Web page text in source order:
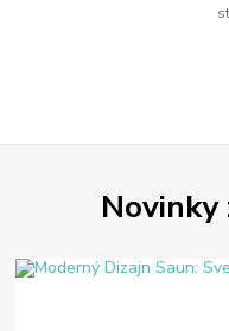
Novinky